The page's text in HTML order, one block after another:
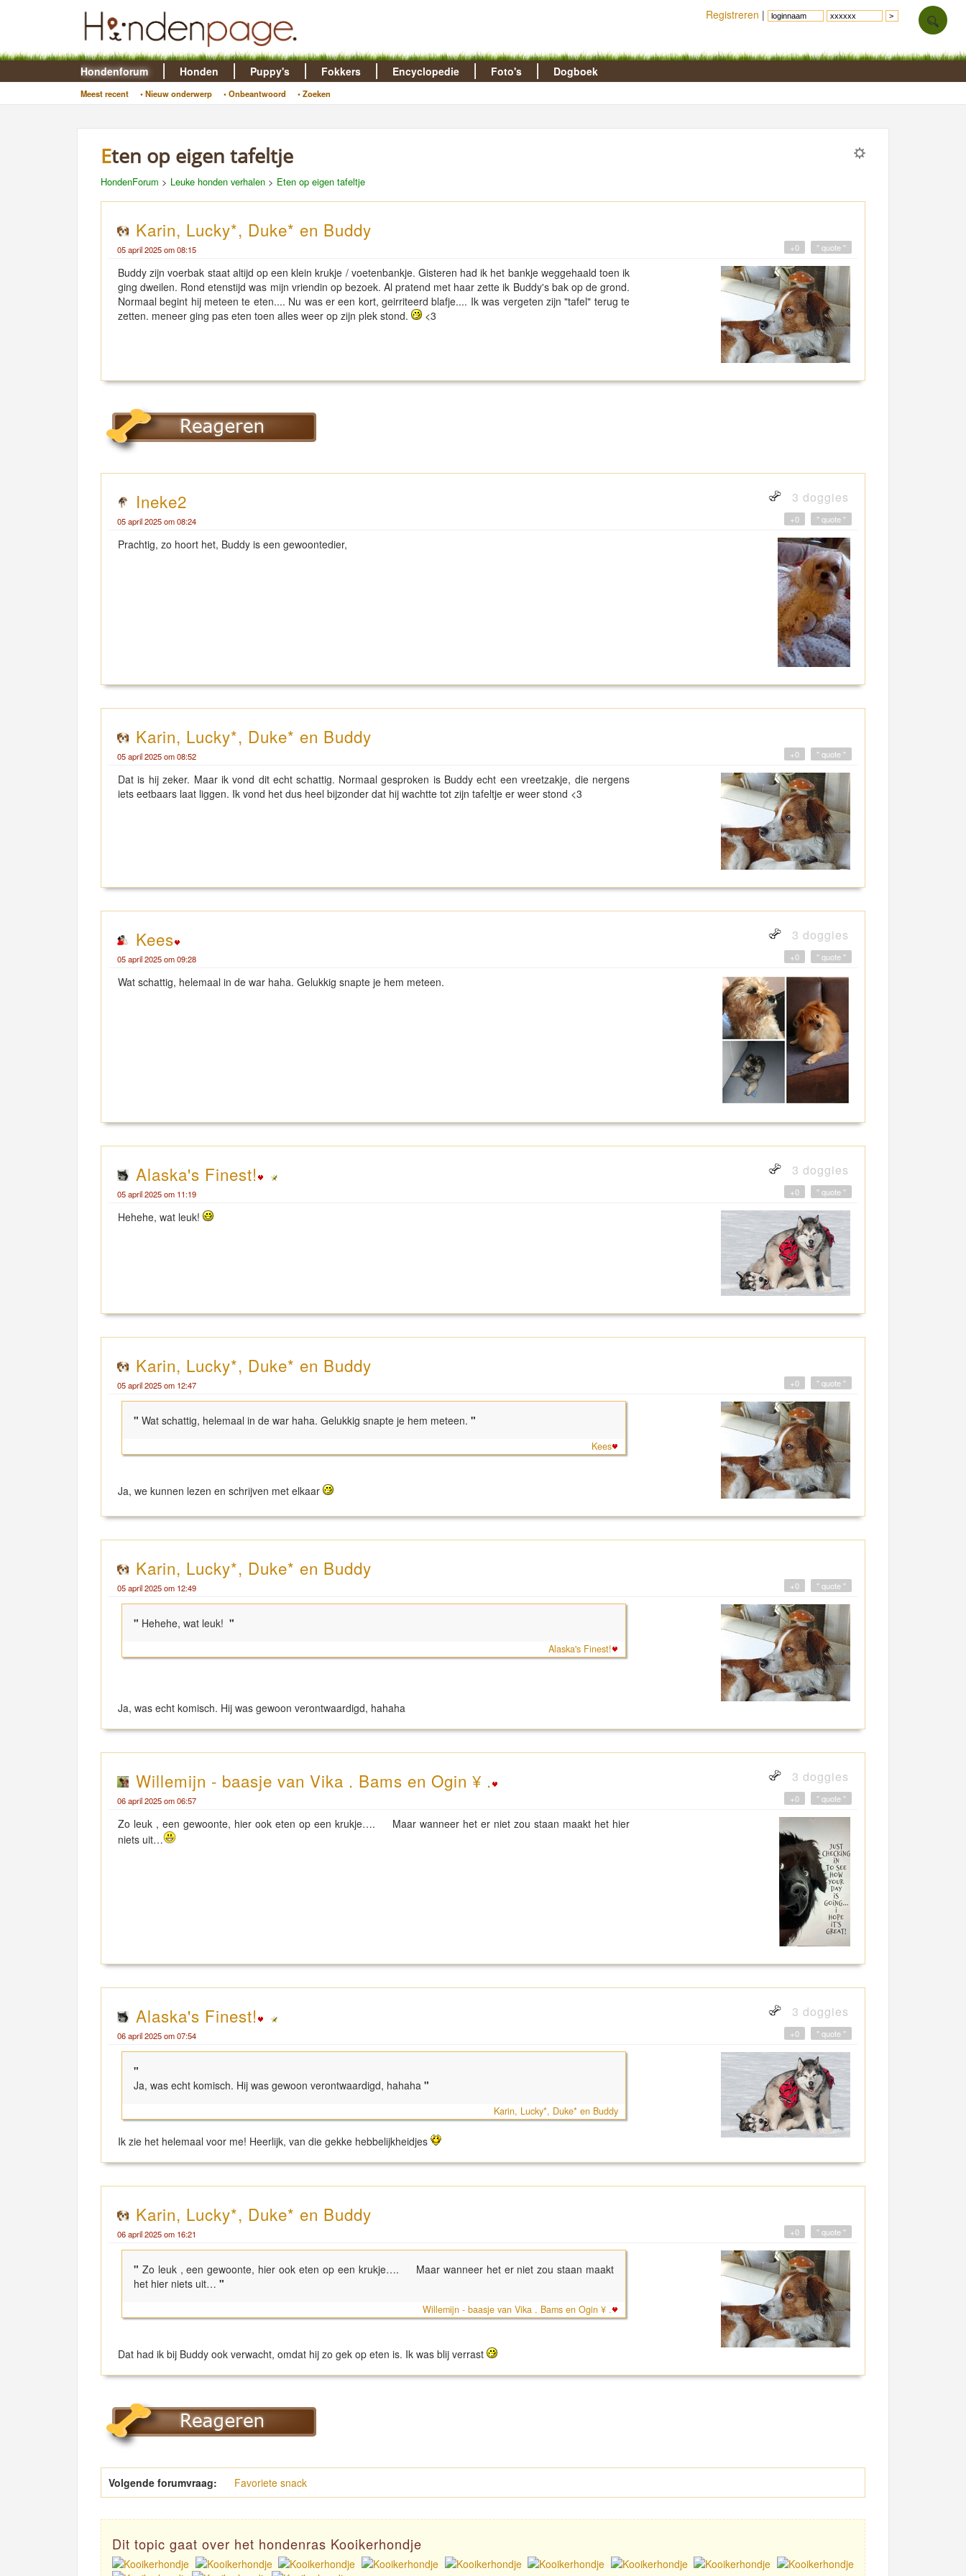
Hondenforum
Meest recent • Nieuw onderwerp • Onbeantwoord • Zoeken
Honden Puppy's Fokkers Encyclopedie Foto's Dogboek
Eten op eigen tafeltje
HondenForum > Leuke honden verhalen > Eten op eigen tafeltje
Karin, Lucky*, Duke* en Buddy
05 april 2025 om 08:15 " quote "
+0
Buddy zijn voerbak staat altijd op een klein krukje / voetenbankje. Gisteren had ik het bankje weggehaald toen ik
ging dweilen. Rond etenstijd was mijn vriendin op bezoek. Al pratend met haar zette ik Buddy's bak op de grond.
Normaal begint hij meteen te eten.... Nu was er een kort, geirriteerd blafje.... Ik was vergeten zijn "tafel" terug te
zetten. meneer ging pas eten toen alles weer op zijn plek stond.
<3
Ineke2 3 doggies
05 april 2025 om 08:24 " quote "
+0
Prachtig, zo hoort het, Buddy is een gewoontedier,
Karin, Lucky*, Duke* en Buddy
05 april 2025 om 08:52 " quote "
+0
Dat is hij zeker. Maar ik vond dit echt schattig. Normaal gesproken is Buddy echt een vreetzakje, die nergens
iets eetbaars laat liggen. Ik vond het dus heel bijzonder dat hij wachtte tot zijn tafeltje er weer stond <3
Kees 3 doggies
05 april 2025 om 09:28 " quote "
+0
Wat schattig, helemaal in de war haha. Gelukkig snapte je hem meteen.
Alaska's Finest! 3 doggies
05 april 2025 om 11:19 " quote "
+0
Hehehe, wat leuk!
Karin, Lucky*, Duke* en Buddy
05 april 2025 om 12:47 " quote "
+0
" Wat schattig, helemaal in de war haha. Gelukkig snapte je hem meteen. "
Kees
Ja, we kunnen lezen en schrijven met elkaar
Karin, Lucky*, Duke* en Buddy
05 april 2025 om 12:49 " quote "
+0
" Hehehe, wat leuk! "
Alaska's Finest!
Ja, was echt komisch. Hij was gewoon verontwaardigd, hahaha
Willemijn - baasje van Vika . Bams en Ogin ¥ . 3 doggies
06 april 2025 om 06:57 " quote "
+0
Zo leuk , een gewoonte, hier ook eten op een krukje…. Maar wanneer het er niet zou staan maakt het hier
niets uit…
Alaska's Finest! 3 doggies
06 april 2025 om 07:54 " quote "
+0
"
Ja, was echt komisch. Hij was gewoon verontwaardigd, hahaha "
Karin, Lucky*, Duke* en Buddy
Ik zie het helemaal voor me! Heerlijk, van die gekke hebbelijkheidjes
Karin, Lucky*, Duke* en Buddy
06 april 2025 om 16:21 " quote "
+0
" Zo leuk , een gewoonte, hier ook eten op een krukje…. Maar wanneer het er niet zou staan maakt
het hier niets uit… "
Willemijn - baasje van Vika . Bams en Ogin ¥ .
Dat had ik bij Buddy ook verwacht, omdat hij zo gek op eten is. Ik was blij verrast
Volgende forumvraag: Favoriete snack
Dit topic gaat over het hondenras Kooikerhondje
Registreren |